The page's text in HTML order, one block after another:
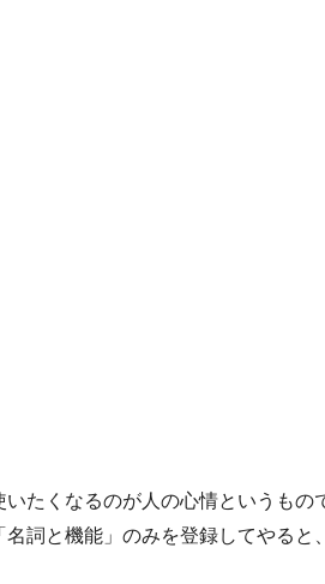
たくなるのが人の心情というもの
詞と機能」のみを登録してやると